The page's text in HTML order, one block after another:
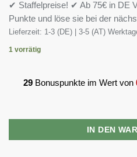
✔ Staffelpreise! ✔ Ab 75€ in DE
Punkte und löse sie bei der
Lieferzeit: 1-3 (DE) | 3-5 (AT)
1 vorrätig
29 Bonuspunkte im Wert von
IN DEN